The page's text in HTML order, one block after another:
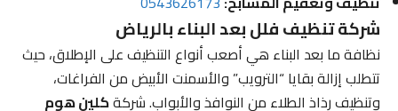
شركة تنظيف فلل بعد البناء بالرياض
نظافة ما بعد البناء هي أصعب أنواع التنظيف على الإطلاق، حيث
تتطلب إزالة بقايا “الترويب” والأسمنت الأبيض من الفراغات،
وتنظيف رذاذ الطلاء من النوافذ والأبواب. شركةكلين هوم